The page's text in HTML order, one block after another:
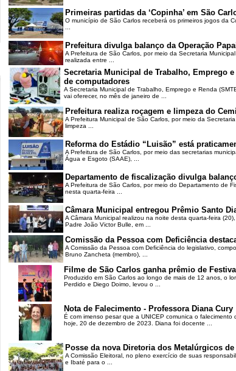
Primeiras partidas da ‘Copinha’ em São
O município de São Carlos receberá os primeiros jogos da
Prefeitura divulga balanço da Operação
A Prefeitura de São Carlos, por meio da Secretaria
realizada entre ...
Secretaria Municipal de Trabalho, Emprego
de computadores
A Secretaria Municipal de Trabalho, Emprego e Renda
vai oferecer, no mês de janeiro de ...
Prefeitura realiza roçagem e limpeza do
A Prefeitura Municipal de São Carlos, por meio da
limpeza ...
Reforma do Estádio “Luisão” está
A Prefeitura de São Carlos, por meio das secretarias
Água e Esgoto (SAAE), ...
Departamento de fiscalização divulga
A Prefeitura de São Carlos, por meio do Departamento de
nesta quarta-feira ...
Câmara Municipal entregou Prêmio Santo
A Câmara Municipal realizou na noite desta quarta-feira
Padre João Victor Bulle, em ...
Comissão da Pessoa com Deficiência
A Comissão da Pessoa com Deficiência do legislativo,
Bruno Zancheta (membro), ...
Filme de São Carlos ganha prêmio de
Produzido em São Carlos ao longo de mais de 12 anos, o
Perdido e Diego Doimo, levou o ...
Nota de Falecimento - Professora Diana Cury
É com imenso pesar que a UNICEP comunica o
hoje, 20 de dezembro de 2023. Diana foi docente ...
Posse da nova Diretoria dos Metalúrgicos
A Comissão Eleitoral, no pleno exercício de suas
e Ibaté para o ...